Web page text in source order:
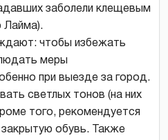
заболели клещевым
Лайма).
чтобы избежать
меры
при выезде за город.
светлых тонов (на них
того, рекомендуется
закрытую обувь. Также